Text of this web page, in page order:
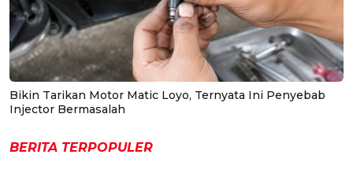
Bikin Tarikan Motor Matic Loyo, Ternyata Ini Penyebab
Injector Bermasalah
BERITA TERPOPULER